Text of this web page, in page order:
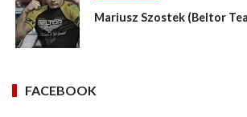
Mariusz Szostek (Beltor
FACEBOOK